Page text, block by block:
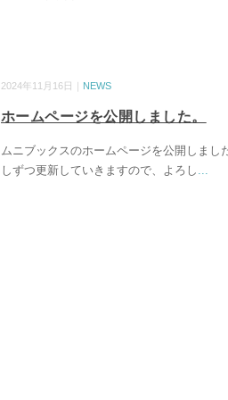
2024年11月16日｜ NEWS
ホームページを公開しました。
ムニブックスのホームページを公開しまし
しずつ更新していきますので、よろし ...